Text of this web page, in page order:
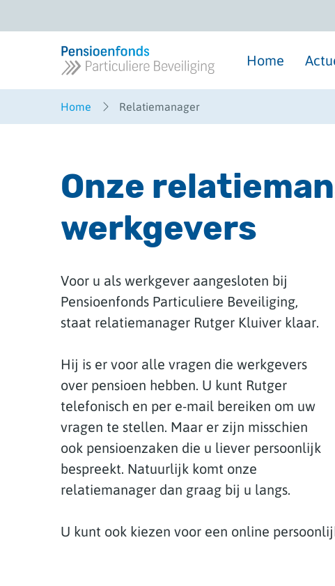
naar
Home
Home Relatiemanager
Onze
werkgevers
Voor u als werkgever aangesloten bij
Pensioenfonds Particuliere Beveiliging,
staat relatiemanager Rutger Kluiver klaar.
Hij is er voor alle vragen die werkgevers
over pensioen hebben. U kunt Rutger
telefonisch en per e-mail bereiken om uw
vragen te stellen. Maar er zijn misschien
ook pensioenzaken die u liever persoonlijk
bespreekt. Natuurlijk komt onze
relatiemanager dan graag bij u langs.
U kunt ook kiezen voor een online